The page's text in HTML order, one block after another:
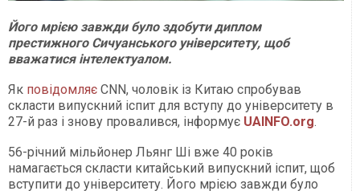
Його мрією завжди було здобути диплом
престижного Сичуанського університету, щоб
вважатися інтелектуалом.
Як повідомляє CNN, чоловік із Китаю спробував
скласти випускний іспит для вступу до університету в
27-й раз і знову провалився, інформує UAINFO.org.
56-річний мільйонер Льянг Ші вже 40 років
намагається скласти китайський випускний іспит, щоб
вступити до університету. Його мрією завжди було